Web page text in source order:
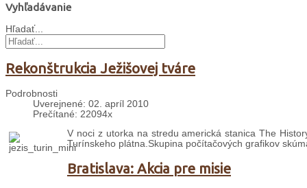
Vyhľadávanie
Hľadať...
Rekonštrukcia Ježišovej tváre
Podrobnosti
Uverejnené: 02. apríl 2010
Prečítané: 22094x
V noci z utorka na stredu americká stanica The
Turínskeho plátna.Skupina počítačových grafikov
Bratislava: Akcia pre misie